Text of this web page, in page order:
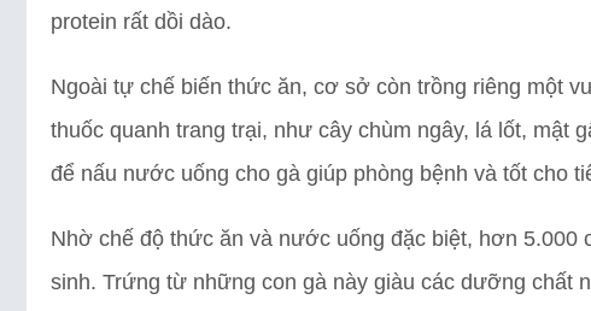
protein rất dồi dào.
Ngoài tự chế biến thức ăn, cơ sở còn trồng riêng một
thuốc quanh trang trại, như cây chùm ngây, lá lốt, mật
để nấu nước uống cho gà giúp phòng bệnh và tốt cho
Nhờ chế độ thức ăn và nước uống đặc biệt, hơn 5.000
sinh. Trứng từ những con gà này giàu các dưỡng chất